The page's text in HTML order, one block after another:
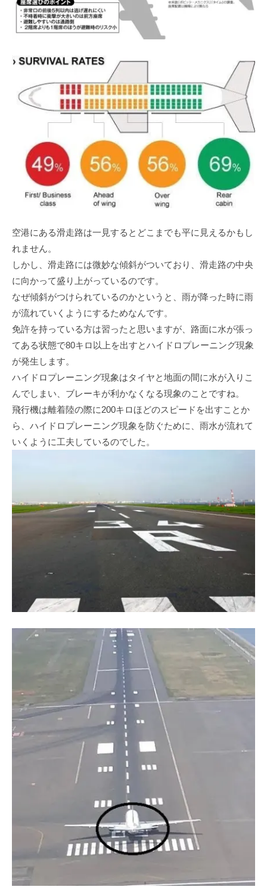
空港にある滑走路は一見するとどこまでも平に見えるかもし
れません。
しかし、滑走路には微妙な傾斜がついており、滑走路の中央
に向かって盛り上がっているのです。
なぜ傾斜がつけられているのかというと、雨が降った時に雨
が流れていくようにするためなんです。
免許を持っている方は習ったと思いますが、路面に水が張っ
てある状態で80キロ以上を出すとハイドロプレーニング現象
が発生します。
ハイドロプレーニング現象はタイヤと地面の間に水が入りこ
んでしまい、ブレーキが利かなくなる現象のことですね。
飛行機は離着陸の際に200キロほどのスピードを出すことか
ら、ハイドロプレーニング現象を防ぐために、雨水が流れて
いくように工夫しているのでした。